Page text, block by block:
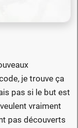
je trouve ça
pas si le but est
vraiment
pas découverts